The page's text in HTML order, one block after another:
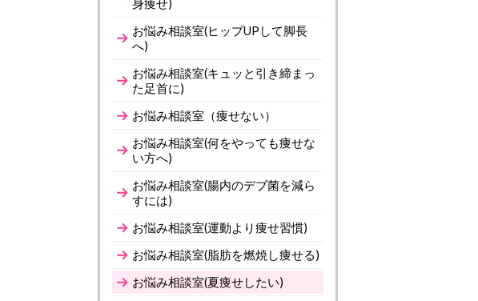
身痩せ)
お悩み相談室(ヒップUPして脚長
へ)
お悩み相談室(キュッと引き締まっ
た足首に)
お悩み相談室（痩せない）
お悩み相談室(何をやっても痩せな
い方へ)
お悩み相談室(腸内のデブ菌を減ら
すには)
お悩み相談室(運動より痩せ習慣)
お悩み相談室(脂肪を燃焼し痩せる)
お悩み相談室(夏痩せしたい)